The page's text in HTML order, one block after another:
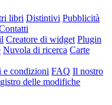
libri Distintivi Pubblicità
Creatore di widget Plugin
Nuvola di ricerca Carte
e condizioni FAQ Il nostro
delle modifiche